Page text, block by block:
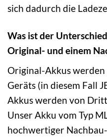
sich dadurch die
Was ist der
Original- und einem
Original-Akkus
Geräts (in diesem Fall
Akkus werden von
Unser Akku vom Typ
hochwertiger